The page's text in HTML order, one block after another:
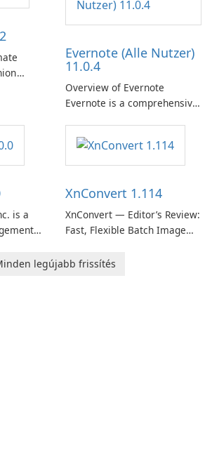
Thunderbird desktop email
client designed for
need predictable …
keep
Evernote (Alle Nutzer)
11.0.4
Overview of Evernote
Evernote is a comprehensive
software designed to help
users capture, organize, and
access information across
is a
XnConvert 1.114
XnConvert — Editor’s Review:
Fast, Flexible Batch Image
macOS and Linux XnConvert
legújabb frissítés